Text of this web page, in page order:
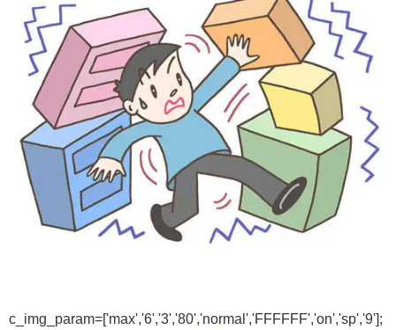
c_img_param=['max','6','3','80','normal','FFFFFF','on','sp','9'];